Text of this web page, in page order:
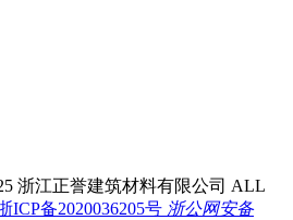
浙江正誉建筑材料有限公司 ALL
ICP备2020036205号 浙公网安备